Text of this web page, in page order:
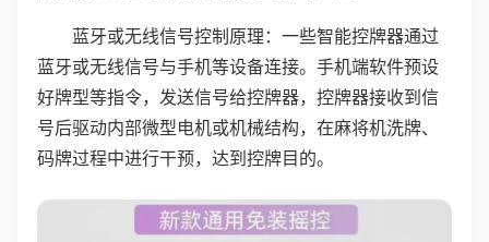
蓝牙或无线信号控制原理：一些智能控牌器通过
蓝牙或无线信号与手机等设备连接。手机端软件预设
好牌型等指令，发送信号给控牌器，控牌器接收到信
号后驱动内部微型电机或机械结构，在麻将机洗牌、
码牌过程中进行干预，达到控牌目的。